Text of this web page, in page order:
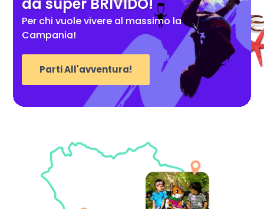
da super BRIVIDO!
Per chi vuole vivere al massimo la
Campania!
Parti All'avventura!